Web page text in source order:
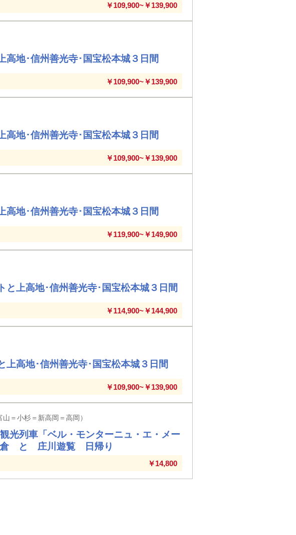
￥109,900~￥139,900
高地･信州善光寺･国宝松本城３日間
￥109,900~￥139,900
高地･信州善光寺･国宝松本城３日間
￥109,900~￥139,900
高地･信州善光寺･国宝松本城３日間
￥119,900~￥149,900
と上高地･信州善光寺･国宝松本城３日間
￥114,900~￥144,900
上高地･信州善光寺･国宝松本城３日間
￥109,900~￥139,900
＝小杉＝新高岡＝高岡）
光列車「ベル・モンターニュ・エ・メー
倉 と 庄川遊覧 日帰り
￥14,800